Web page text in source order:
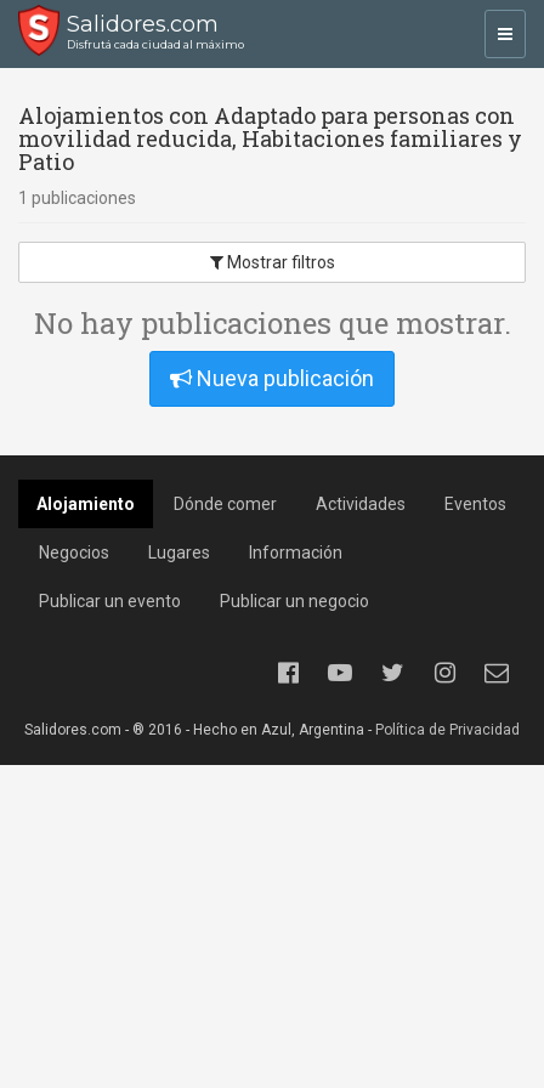
Salidores.com
Disfrutá cada ciudad al máximo
Alojamientos con Adaptado para personas con
movilidad reducida, Habitaciones familiares y
Patio
1 publicaciones
Mostrar filtros
No hay publicaciones que mostrar.
Nueva publicación
Alojamiento Dónde comer Actividades Eventos
Negocios Lugares Información
Publicar un evento Publicar un negocio
Salidores.com - ® 2016 - Hecho en Azul, Argentina - Política de Privacidad